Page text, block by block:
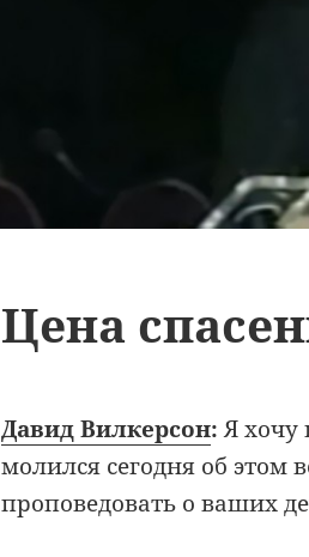
Цена
Давид Вилкерсон:Я хочу
молился сегодня об этом
проповедовать о ваших